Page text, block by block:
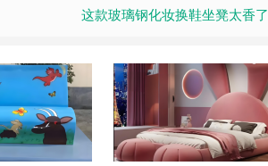
这款玻璃钢化妆换鞋坐凳太香了